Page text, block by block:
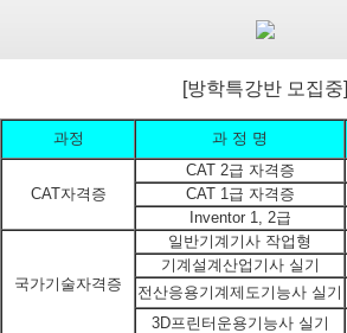
[방학특강반 모집중]
과정 과 정 명
CAT자격증
CAT 2급 자격증
CAT 1급 자격증
Inventor 1, 2급
국가기술자격증
일반기계기사 작업형
기계설계산업기사 실기
전산응용기계제도기능사 실기
3D프린터운용기능사 실기